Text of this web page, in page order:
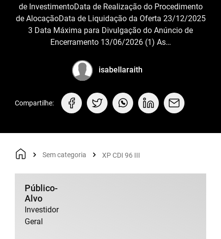
de InvestimentoData de Realização do Procedimento
de AlocaçãoData de Liquidação da Oferta 23/12/2025
3 Data Máxima para Divulgação do Anúncio de
Encerramento 13/06/2026 (1) As…
isabellaraith
Compartilhe:
Sem categoria XP CDI 96 III
Público-
Alvo
Investidor
Geral